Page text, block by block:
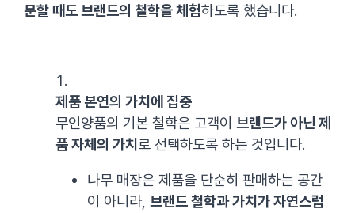
문할 때도 브랜드의 철학을 체험하도록 했습니다.
제품 본연의 가치에 집중
무인양품의 기본 철학은 고객이 브랜드가 아닌 제
품 자체의 가치 로 선택하도록 하는 것입니다.
나무 매장은 제품을 단순히 판매하는 공간
이 아니라, 브랜드 철학과 가치가 자연스럽